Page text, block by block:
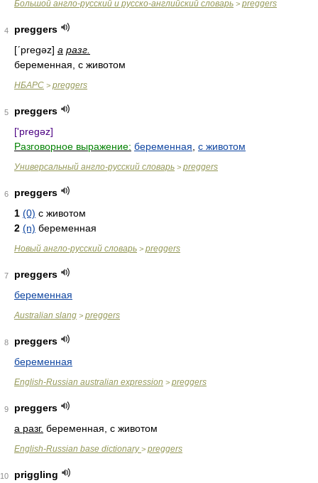
Большой англо-русский и русско-английский словарь > preggers
4
preggers
[ʹpregəz] a разг.
беременная, с животом
НБАРС > preggers
5
preggers
['pregəz]
Разговорное выражение: беременная с животом
Универсальный англо-русский словарь > preggers
6
preggers
1 (0) с животом
2 (n) беременная
Новый англо-русский словарь > preggers
7
preggers
беременная
Australian slang > preggers
8
preggers
беременная
English-Russian australian expression > preggers
9
preggers
a разг. беременная, с животом
English-Russian base dictionary> preggers
10
priggling